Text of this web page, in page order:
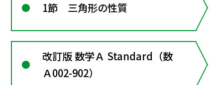
1節 三角形の性質
改訂版 数学Ａ Standard（数
Ａ002-902）